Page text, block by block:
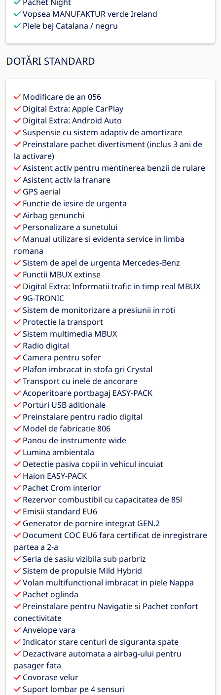
Vopsea MANUFAKTUR verde Ireland
Piele bej Catalana / negru
DOTĂRI STANDARD
Modificare de an 056
Digital Extra: Apple CarPlay
Digital Extra: Android Auto
Suspensie cu sistem adaptiv de amortizare
Preinstalare pachet divertisment (inclus 3 ani de
la activare)
Asistent activ pentru mentinerea benzii de rulare
Asistent activ la franare
GPS aerial
Functie de iesire de urgenta
Airbag genunchi
Personalizare a sunetului
Manual utilizare si evidenta service in limba
romana
Sistem de apel de urgenta Mercedes-Benz
Functii MBUX extinse
Digital Extra: Informatii trafic in timp real MBUX
9G-TRONIC
Sistem de monitorizare a presiunii in roti
Protectie la transport
Sistem multimedia MBUX
Radio digital
Camera pentru sofer
Plafon imbracat in stofa gri Crystal
Transport cu inele de ancorare
Acoperitoare portbagaj EASY-PACK
Porturi USB aditionale
Preinstalare pentru radio digital
Model de fabricatie 806
Panou de instrumente wide
Lumina ambientala
Detectie pasiva copii in vehicul incuiat
Haion EASY-PACK
Pachet Crom interior
Rezervor combustibil cu capacitatea de 85l
Emisii standard EU6
Generator de pornire integrat GEN.2
Document COC EU6 fara certificat de inregistrare
partea a 2-a
Seria de sasiu vizibila sub parbriz
Sistem de propulsie Mild Hybrid
Volan multifunctional imbracat in piele Nappa
Pachet oglinda
Preinstalare pentru Navigatie si Pachet confort
conectivitate
Anvelope vara
Indicator stare centuri de siguranta spate
Dezactivare automata a airbag-ului pentru
pasager fata
Covorase velur
Suport lombar pe 4 sensuri